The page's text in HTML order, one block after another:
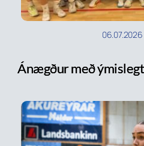
06.07.2026
Ánægður með